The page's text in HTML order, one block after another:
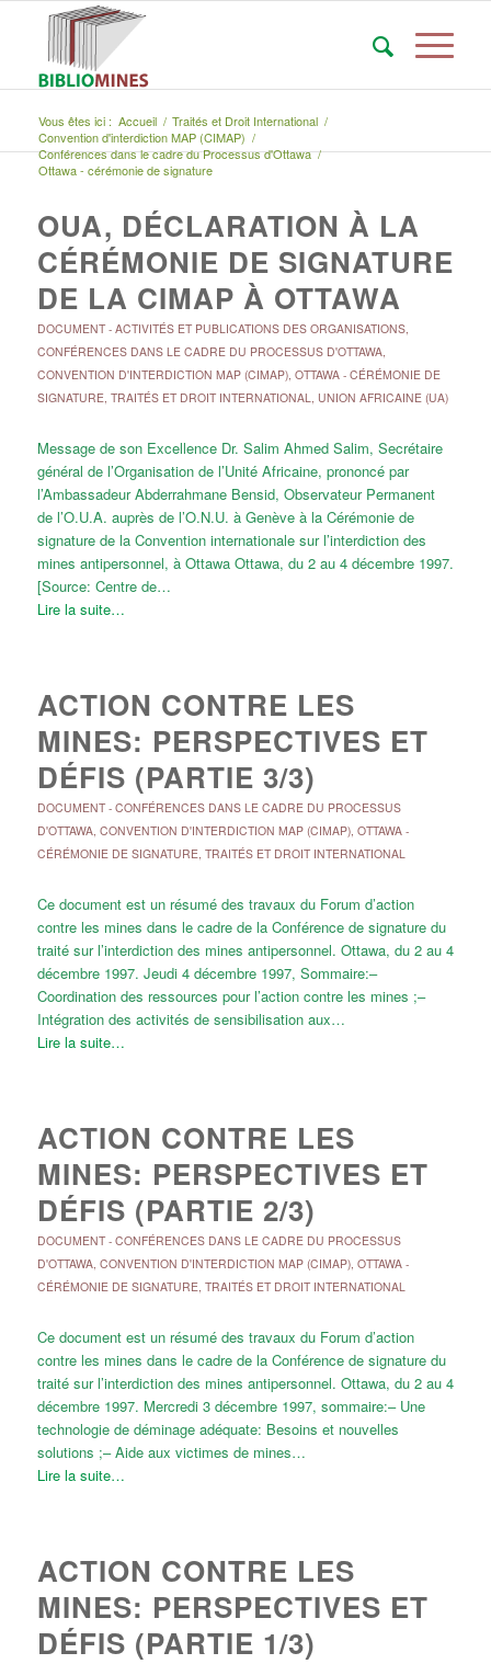
Vous êtes ici : Accueil / Traités et Droit International /
Convention d'interdiction MAP (CIMAP) /
Conférences dans le cadre du Processus d'Ottawa /
Ottawa - cérémonie de signature
OUA, DÉCLARATION À LA
CÉRÉMONIE DE SIGNATURE
DE LA CIMAP À OTTAWA
DOCUMENT- ACTIVITÉS ET PUBLICATIONS DES ORGANISATIONS,
CONFÉRENCES DANS LE CADRE DU PROCESSUS D'OTTAWA,
CONVENTION D'INTERDICTION MAP (CIMAP), OTTAWA - CÉRÉMONIE DE
SIGNATURE, TRAITÉS ET DROIT INTERNATIONAL, UNION AFRICAINE (UA)
Message de son Excellence Dr. Salim Ahmed Salim, Secrétaire
général de l’Organisation de l’Unité Africaine, prononcé par
l’Ambassadeur Abderrahmane Bensid, Observateur Permanent
de l’O.U.A. auprès de l’O.N.U. à Genève à la Cérémonie de
signature de la Convention internationale sur l’interdiction des
mines antipersonnel, à Ottawa Ottawa, du 2 au 4 décembre 1997.
[Source: Centre de…
Lire la suite…
ACTION CONTRE LES
MINES: PERSPECTIVES ET
DÉFIS (PARTIE 3/3)
DOCUMENT- CONFÉRENCES DANS LE CADRE DU PROCESSUS
D'OTTAWA, CONVENTION D'INTERDICTION MAP (CIMAP), OTTAWA -
CÉRÉMONIE DE SIGNATURE, TRAITÉS ET DROIT INTERNATIONAL
Ce document est un résumé des travaux du Forum d’action
contre les mines dans le cadre de la Conférence de signature du
traité sur l’interdiction des mines antipersonnel. Ottawa, du 2 au 4
décembre 1997. Jeudi 4 décembre 1997, Sommaire:–
Coordination des ressources pour l’action contre les mines ;–
Intégration des activités de sensibilisation aux…
Lire la suite…
ACTION CONTRE LES
MINES: PERSPECTIVES ET
DÉFIS (PARTIE 2/3)
DOCUMENT- CONFÉRENCES DANS LE CADRE DU PROCESSUS
D'OTTAWA, CONVENTION D'INTERDICTION MAP (CIMAP), OTTAWA -
CÉRÉMONIE DE SIGNATURE, TRAITÉS ET DROIT INTERNATIONAL
Ce document est un résumé des travaux du Forum d’action
contre les mines dans le cadre de la Conférence de signature du
traité sur l’interdiction des mines antipersonnel. Ottawa, du 2 au 4
décembre 1997. Mercredi 3 décembre 1997, sommaire:– Une
technologie de déminage adéquate: Besoins et nouvelles
solutions ;– Aide aux victimes de mines…
Lire la suite…
ACTION CONTRE LES
MINES: PERSPECTIVES ET
DÉFIS (PARTIE 1/3)